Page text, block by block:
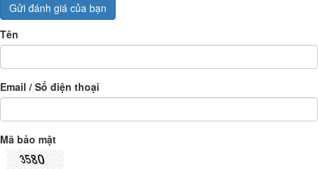
Gửi đánh giá của bạn
Tên
Email / Số điện thoại
Mã bảo mật